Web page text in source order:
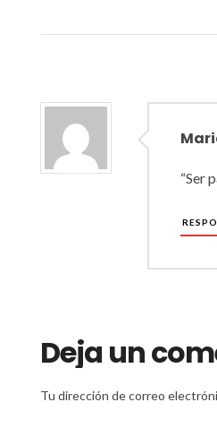
“Ser
Deja un
Tu dirección de correo